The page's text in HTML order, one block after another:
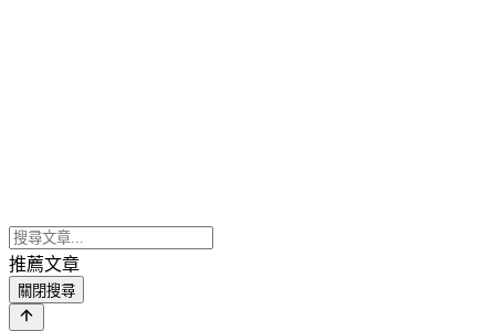
推薦文章
關閉搜尋